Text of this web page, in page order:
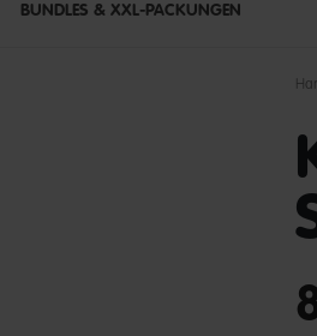
BUNDLES & XXL-PACKUNGEN